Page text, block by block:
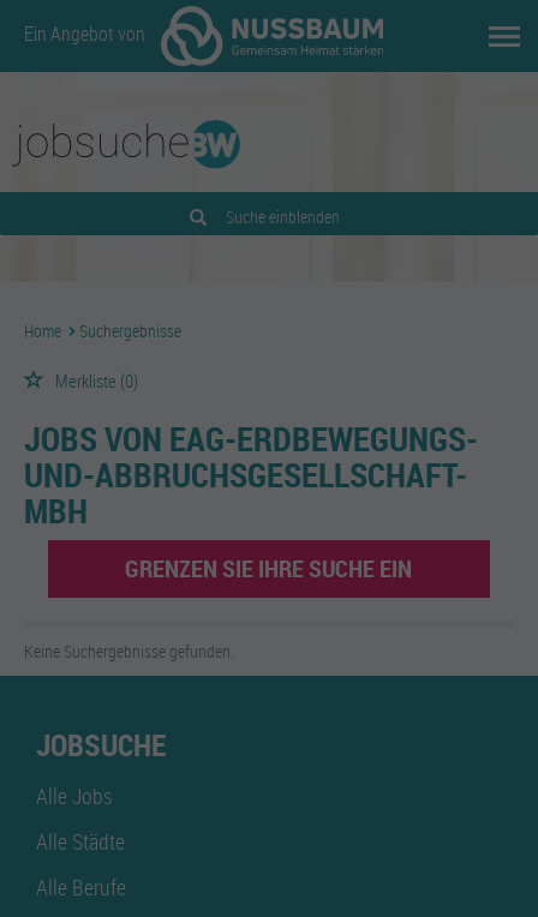
Ein Angebot von
Suche einblenden
Home Suchergebnisse
Merkliste (0)
JOBS VON EAG-ERDBEWEGUNGS-
UND-ABBRUCHSGESELLSCHAFT-
MBH
GRENZEN SIE IHRE SUCHE EIN
Keine Suchergebnisse gefunden.
JOBSUCHE
Alle Jobs
Alle Städte
Alle Berufe